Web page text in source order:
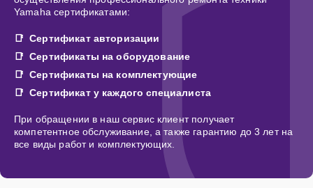
Yamaha сертификатами:
Сертификат авторизации
Сертификаты на оборудование
Сертификаты на комплектующие
Сертификат у каждого специалиста
При обращении в наш сервис клиент получает
компетентное обслуживание, а также гарантию до 3 лет на
все виды работ и комплектующих.